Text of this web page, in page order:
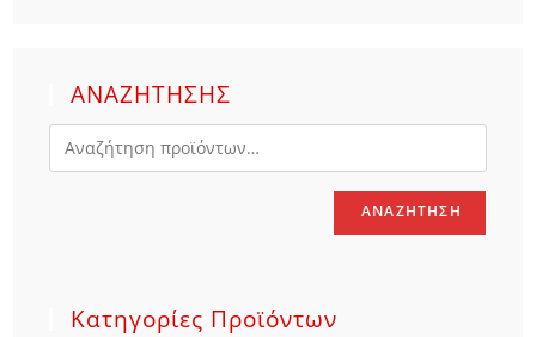
ΑΝΑΖΗΤΗΣΗΣ
ΑΝΑΖΉΤΗΣΗ
Κατηγορίες Προϊόντων